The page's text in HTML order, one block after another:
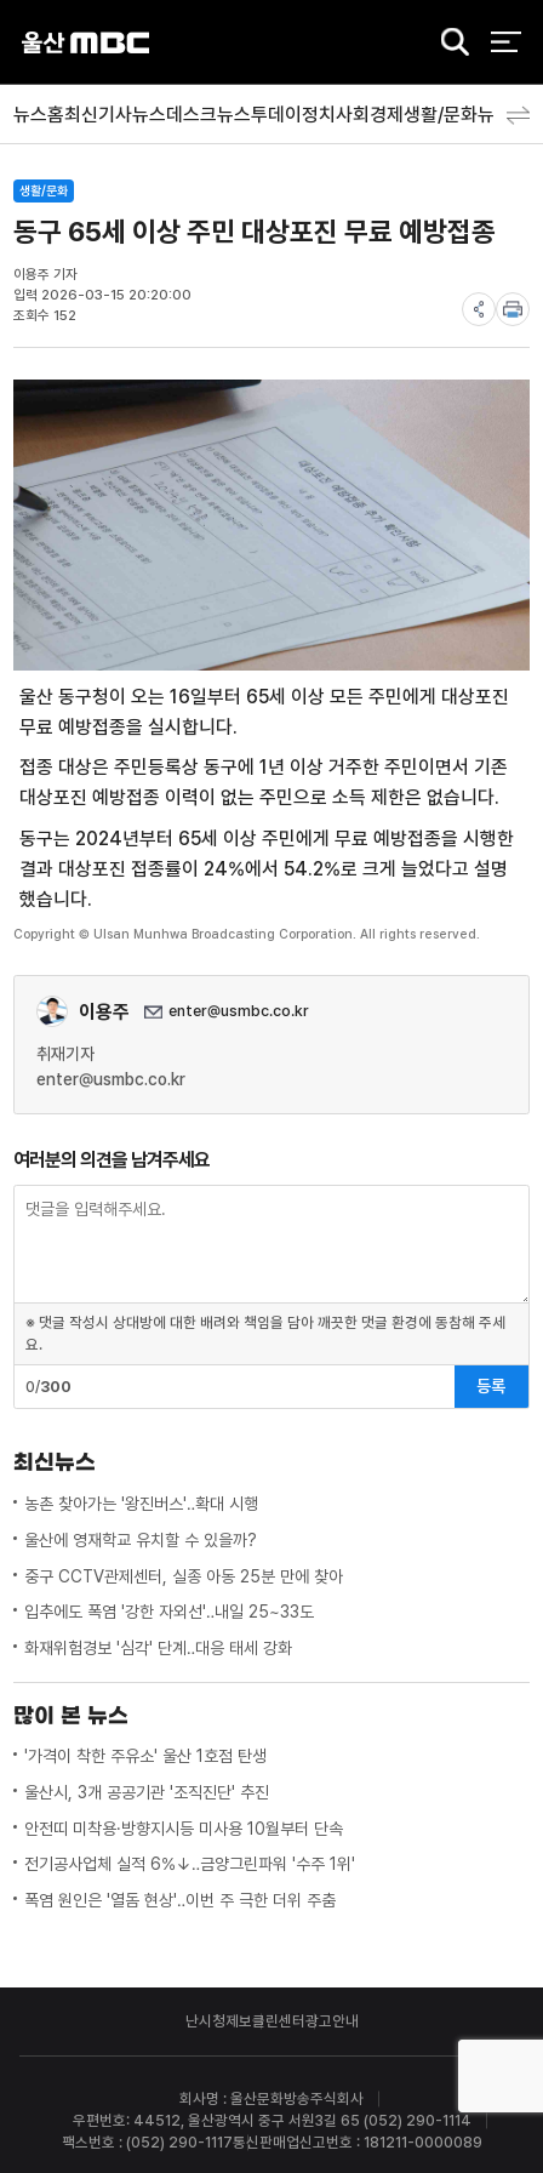
검
뉴스홈최신기사뉴스데스크뉴스투데이정치사회경제생활/문화뉴스특
생활/문화
동구 65세 이상 주민 대상포진 무료 예방접종
이용주 기자
입력 2026-03-15 20:20:00
조회수 152
울산 동구청이 오는 16일부터 65세 이상 모든 주민에게 대상포진
무료 예방접종을 실시합니다.
접종 대상은 주민등록상 동구에 1년 이상 거주한 주민이면서 기존
대상포진 예방접종 이력이 없는 주민으로 소득 제한은 없습니다.
동구는 2024년부터 65세 이상 주민에게 무료 예방접종을 시행한
결과 대상포진 접종률이 24%에서 54.2%로 크게 늘었다고 설명
했습니다.
Copyright © Ulsan Munhwa Broadcasting Corporation. All rights reserved.
이용주 enter@usmbc.co.kr
취재기자
enter@usmbc.co.kr
여러분의 의견을 남겨주세요
※ 댓글 작성시 상대방에 대한 배려와 책임을 담아 깨끗한 댓글 환경에 동참해 주세
요.
0/300 등록
최신뉴스
농촌 찾아가는 '왕진버스'‥확대 시행
울산에 영재학교 유치할 수 있을까?
중구 CCTV관제센터, 실종 아동 25분 만에 찾아
입추에도 폭염 '강한 자외선'‥내일 25~33도
화재위험경보 '심각' 단계‥대응 태세 강화
많이 본 뉴스
'가격이 착한 주유소' 울산 1호점 탄생
울산시, 3개 공공기관 '조직진단' 추진
안전띠 미착용·방향지시등 미사용 10월부터 단속
전기공사업체 실적 6%↓‥금양그린파워 '수주 1위'
폭염 원인은 '열돔 현상'‥이번 주 극한 더위 주춤
난시청제보클린센터광고안내
회사명 : 울산문화방송주식회사
우편번호: 44512, 울산광역시 중구 서원3길 65 (052) 290-1114
팩스번호 : (052) 290-1117통신판매업신고번호 : 181211-0000089